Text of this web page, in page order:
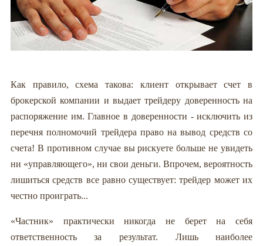
Как правило, схема такова: клиент открывает счет в
брокерской компании и выдает трейдеру доверенность на
распоряжение им. Главное в доверенности - исключить из
перечня полномочий трейдера право на вывод средств со
счета! В противном случае вы рискуете больше не увидеть
ни «управляющего», ни свои деньги. Впрочем, вероятность
лишиться средств все равно существует: трейдер может их
честно проиграть...
«Частник» практически никогда не берет на себя
ответственность за результат. Лишь наиболее